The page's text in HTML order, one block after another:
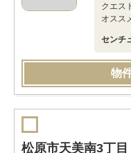
クエス
オスス
センチ
物
松原市天美南3丁